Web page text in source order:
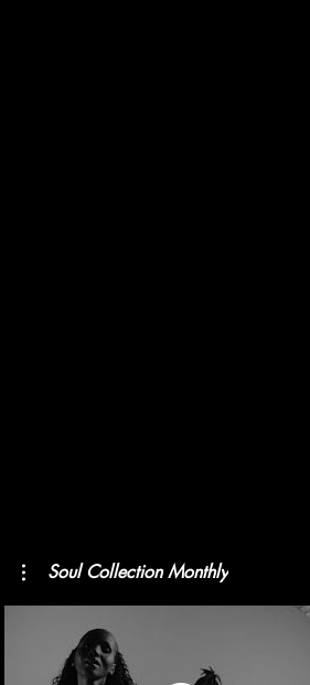
Soul Collection Monthly